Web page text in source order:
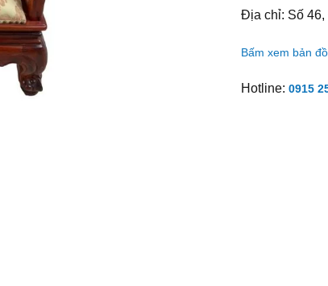
Địa chỉ: Số
Bấm xem bản đồ
Hotline: 0915